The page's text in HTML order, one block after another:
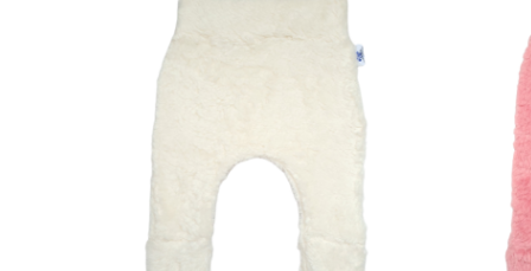
meerdere
optie
gekozen